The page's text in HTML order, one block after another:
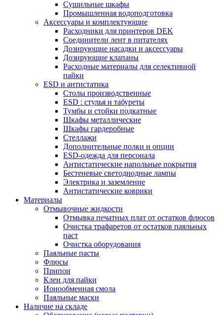
Сушильные шкафы
Промышленная водоподготовка
Аксессуары и комплектующие
Расходники для принтеров DEK
Соединители лент в питателях
Дозирующие насадки и аксессуары
Дозирующие клапаны
Расходные материалы для селективной
пайки
ESD и антистатика
Столы производственные
ESD : cтулья и табуреты
Тумбы и стойки подкатные
Шкафы металлические
Шкафы гардеробные
Стеллажи
Дополнительные полки и опции
ESD-одежда для персонала
Антистатические напольные покрытия
Бестеневые светодиодные лампы
Электрика и заземление
Антистатические коврики
Материалы
Отмывочные жидкости
Отмывка печатных плат от остатков флюсов
Очистка трафаретов от остатков паяльных
паст
Очистка оборудования
Паяльные пасты
Флюсы
Припои
Клеи для пайки
Ионообменная смола
Паяльные маски
Наличие на складе